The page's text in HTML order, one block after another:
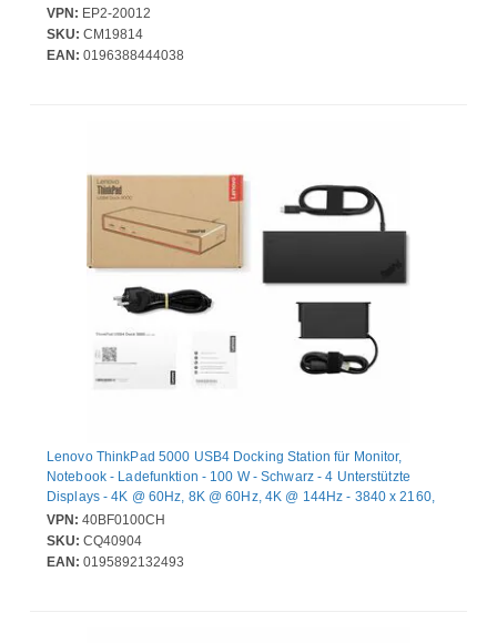
Maximale Bildwiederholrate: 60 Hz, Cable lock slot type:
Kensington. Energiequelle: USB, Power connector: USB Typ-C,
Stromversorgung: 100 W. Breite: 120 mm, Tiefe: 60 mm, Höhe: 15
VPN: EP2-20012
SKU: CM19814
EAN: 0196388444038
Lenovo ThinkPad 5000 USB4 Docking Station für Monitor,
Notebook - Ladefunktion - 100 W - Schwarz - 4 Unterstützte
Displays - 4K @ 60Hz, 8K @ 60Hz, 4K @ 144Hz - 3840 x 2160,
7680 x 4320 - 6 x USB-Anschlüsse - 4 x USB Typ-A-Anschlüsse -
USB Typ-A - 2 x USB Typ-C-Anschlüsse - USB Typ C - 1 x RJ-45-
Anschlüsse - Netzwerk (RJ-45) - 1 x HDMI-Anschlüsse - HDMI - 2
VPN: 40BF0100CH
SKU: CQ40904
EAN: 0195892132493